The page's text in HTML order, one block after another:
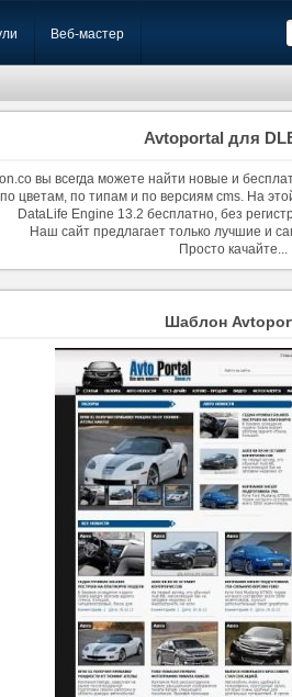
Веб-мастер
Avtoportal для
вы всегда можете найти новые и
цветам, по типам и по версиям cms. На
DataLife Engine 13.2 бесплатно, без
Наш сайт предлагает только лучшие и
Просто качайте...
Шаблон